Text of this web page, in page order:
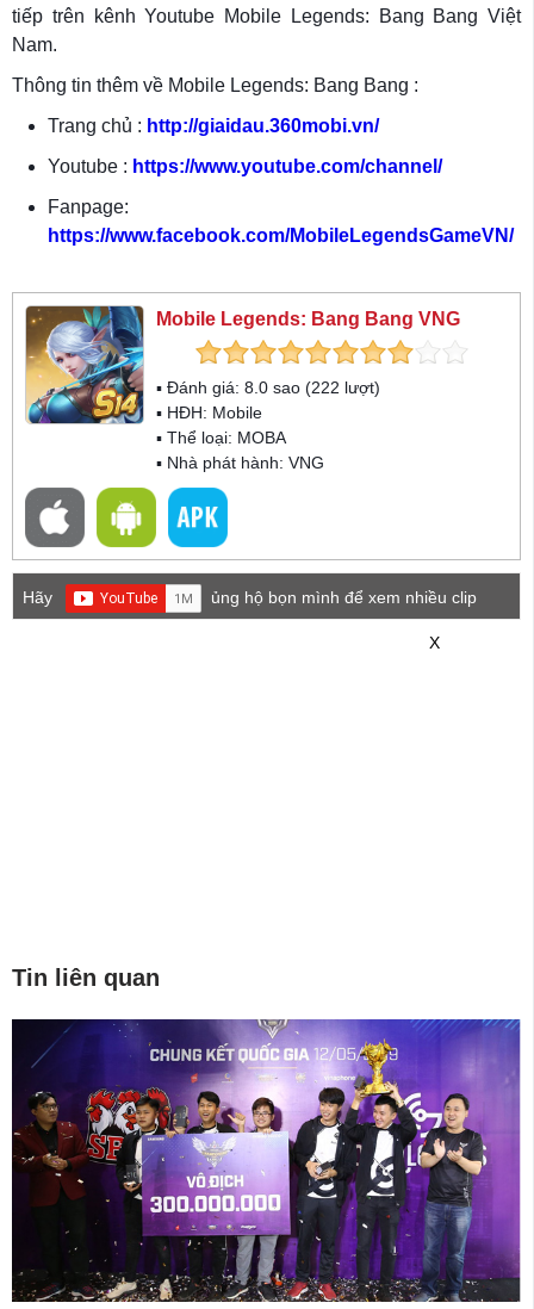
tiếp trên kênh Youtube Mobile Legends: Bang Bang Việt
Nam.
Thông tin thêm về Mobile Legends: Bang Bang :
Trang chủ : http://giaidau.360mobi.vn/
Youtube : https://www.youtube.com/channel/
Fanpage:
https://www.facebook.com/MobileLegendsGameVN/
Mobile Legends: Bang Bang VNG
▪ Đánh giá: 8.0 sao (222 lượt)
▪ HĐH: Mobile
▪ Thể loại: MOBA
▪ Nhà phát hành: VNG
Hãy
ủng hộ bọn mình để xem nhiều clip
X
Tin liên quan